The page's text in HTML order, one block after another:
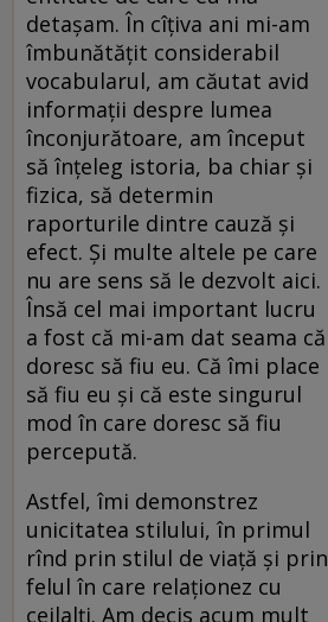
detașam. În cîțiva ani mi-am
îmbunătățit considerabil
vocabularul, am căutat avid
informații despre lumea
înconjurătoare, am început
să înțeleg istoria, ba chiar și
fizica, să determin
raporturile dintre cauză și
efect. Și multe altele pe care
nu are sens să le dezvolt aici.
Însă cel mai important lucru
a fost că mi-am dat seama că
doresc să fiu eu. Că îmi place
să fiu eu și că este singurul
mod în care doresc să fiu
percepută.
Astfel, îmi demonstrez
unicitatea stilului, în primul
rînd prin stilul de viață și prin
felul în care relaționez cu
ceilalți. Am decis acum mult